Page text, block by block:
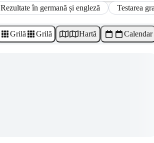
Rezultate în germană și engleză Testarea
Grilă Grilă Hartă Calendar